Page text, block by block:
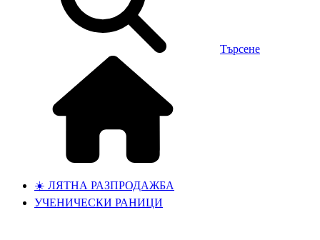
Търсене
☀️ ЛЯТНА РАЗПРОДАЖБА
УЧЕНИЧЕСКИ РАНИЦИ